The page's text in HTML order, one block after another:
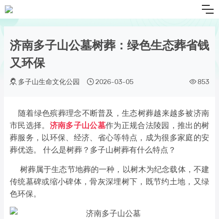
济南多子山公墓树葬：绿色生态葬省钱
又环保
多子山生命文化公园 2026-03-05 853
随着绿色殡葬理念不断普及，生态树葬越来越多被济南
市民选择。 济南多子山公墓作为正规合法陵园，推出的树
葬服务，以环保、经济、省心等特点，成为很多家庭的安
葬优选。 什么是树葬？多子山树葬有什么特点？
树葬属于生态节地葬的一种，以树木为纪念载体，不建
传统墓碑或缩小碑体，骨灰深埋树下，既节约土地，又绿
色环保。